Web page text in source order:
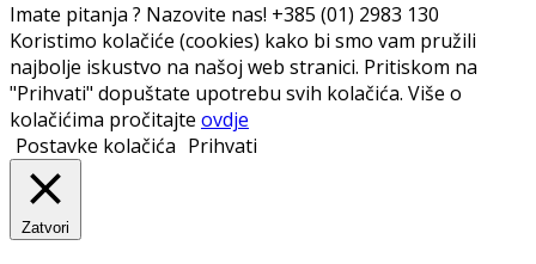
Imate pitanja ? Nazovite nas! +385 (01) 2983 130
Koristimo kolačiće (cookies) kako bi smo vam pružili
najbolje iskustvo na našoj web stranici. Pritiskom na
"Prihvati" dopuštate upotrebu svih kolačića. Više o
kolačićima pročitajte ovdje
Postavke kolačića Prihvati
Zatvori